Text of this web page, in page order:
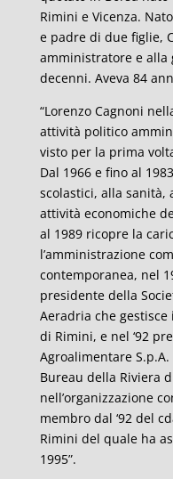
Rimini e Vicenza.
e padre di due figlie,
amministratore e alla
decenni. Aveva 84
“Lorenzo Cagnoni
attività politico
visto per la prima
Dal 1966 e fino al
scolastici, alla sanità,
attività economiche
al 1989 ricopre la
l’amministrazione
contemporanea, nel
presidente della
Aeradria che gestisce
di Rimini, e nel ‘92
Agroalimentare
Bureau della Riviera
nell’organizzazione
membro dal ‘92 del
Rimini del quale ha
1995”.